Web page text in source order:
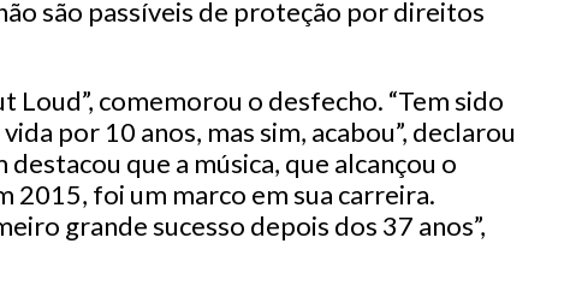
são passíveis de proteção por direitos
Loud”, comemorou o desfecho. “Tem sido
por 10 anos, mas sim, acabou”, declarou
que a música, que alcançou o
2015, foi um marco em sua carreira.
grande sucesso depois dos 37 anos”,